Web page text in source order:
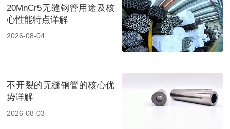
20MnCr5无缝钢管用途及核
心性能特点详解
2026-08-04
不开裂的无缝钢管的核心优
势详解
2026-08-03